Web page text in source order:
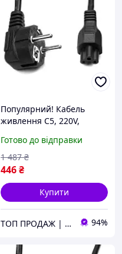
Популярний! Кабель
живлення C5, 220V,
(CC360284) - Краща якість
тільки на Nukleon.com.ua
Готово до відправки
446₴
1 487 ₴
Купити
ТОП ПРОДАЖ | Інтернет-супермаркет «NUKLEON» 94%